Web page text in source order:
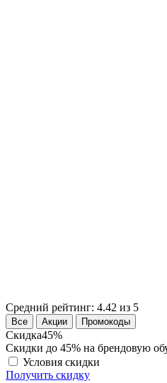
Средний рейтинг: 4.42 из 5
Все Акции Промокоды
Скидка45%
Скидки до 45% на брендовую
Условия скидки
Получить скидку